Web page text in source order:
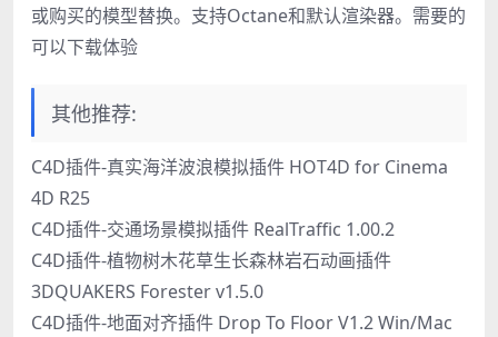
或购买的模型替换。支持Octane和默认渲染器。需要的
可以下载体验
其他推荐:
C4D插件-真实海洋波浪模拟插件 HOT4D for Cinema
4D R25
C4D插件-交通场景模拟插件 RealTraffic 1.00.2
C4D插件-植物树木花草生长森林岩石动画插件
3DQUAKERS Forester v1.5.0
C4D插件-地面对齐插件 Drop To Floor V1.2 Win/Mac